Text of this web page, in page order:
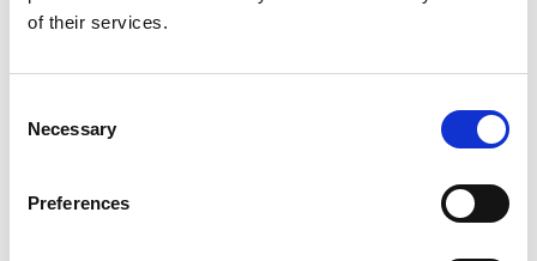
of their services.
Selection
Necessary
Preferences